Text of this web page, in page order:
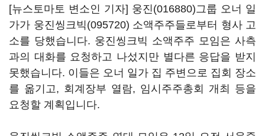
[뉴스토마토 변소인 기자] 웅진(016880)그룹 오너 일
가가 웅진씽크빅(095720) 소액주주들로부터 형사 고
소를 당했습니다. 웅진씽크빅 소액주주 모임은 사측
과의 대화를 요청하고 나섰지만 별다른 응답을 받지
못했습니다. 이들은 오너 일가 집 주변으로 집회 장소
를 옮기고, 회계장부 열람, 임시주주총회 개최 등을
요청할 계획입니다.